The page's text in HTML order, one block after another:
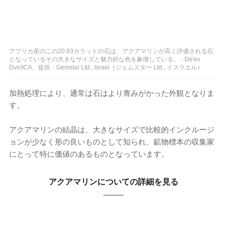
アフリカ産のこの20.83カラットの石は、アクアマリンが高く評価される石
となっているその大きなサイズと魅力的な色を象徴している。 - De'ev
Dvir/ICA、提供：Gemstar Ltd., Israel（ジェムスター Ltd., イスラエル）
加熱処理により、通常は石はより青みがかった外観となりま
す。
アクアマリンの結晶は、大きなサイズで比較的インクルージ
ョンが少なく形の良いものとして知られ、鉱物標本の収集家
にとって特に価値のあるものとなっています。
アクアマリンについての詳細を見る